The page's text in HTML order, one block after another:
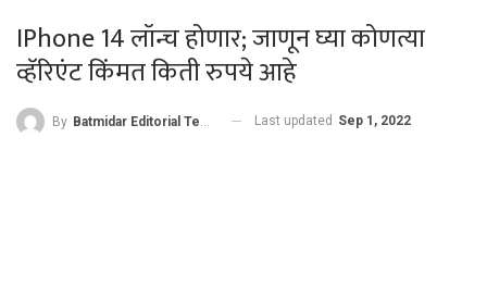
IPhone 14 लॉन्च होणार; जाणून घ्या कोणत्या
व्हॅरिएंट किंमत किती रुपये आहे
By Batmidar Editorial Team Last updated Sep 1, 2022